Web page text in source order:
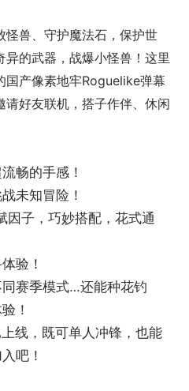
怪兽、守护魔法石，保护世
的武器，战爆小怪兽！这里
国产像素地牢Roguelike弹幕
请好友联机，搭子作伴、休闲
畅的手感！
未知冒险！
因子，巧妙搭配，花式通
验！
赛季模式…还能种花钓
！
线，既可单人冲锋，也能
吧！